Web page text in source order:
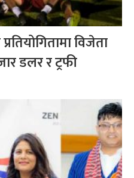
विजेता
डलर र ट्रफी